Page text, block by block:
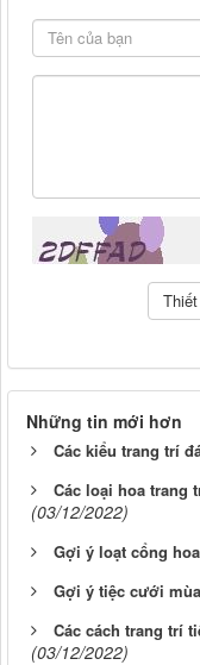
Những tin mới hơn
Các kiểu trang trí
Các loại hoa trang
(03/12/2022)
Gợi ý loạt cổng
Gợi ý tiệc cưới
Các cách trang trí
(03/12/2022)